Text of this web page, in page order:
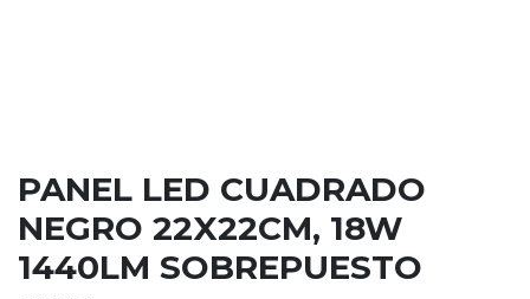
PANEL LED CUADRADO
NEGRO 22X22CM, 18W
1440LM SOBREPUESTO